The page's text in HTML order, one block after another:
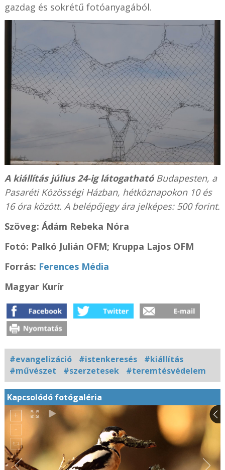
gazdag és sokrétű fotóanyagából.
A kiállítás július 24-ig látogathatóBudapesten, a
Pasaréti Közösségi Házban, hétköznapokon 10 és
16 óra között. A belépőjegy ára jelképes: 500 forint.
Szöveg: Ádám Rebeka Nóra
Fotó: Palkó Julián OFM; Kruppa Lajos OFM
Forrás: Ferences Média
Magyar Kurír
#evangelizáció #istenkeresés
#kiállítás
#művészet
#szerzetesek #teremtésvédelem
Kapcsolódó fotógaléria